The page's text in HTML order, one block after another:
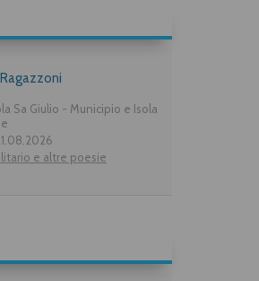
Sa Giulio - Municipio e Isola
e altre poesie